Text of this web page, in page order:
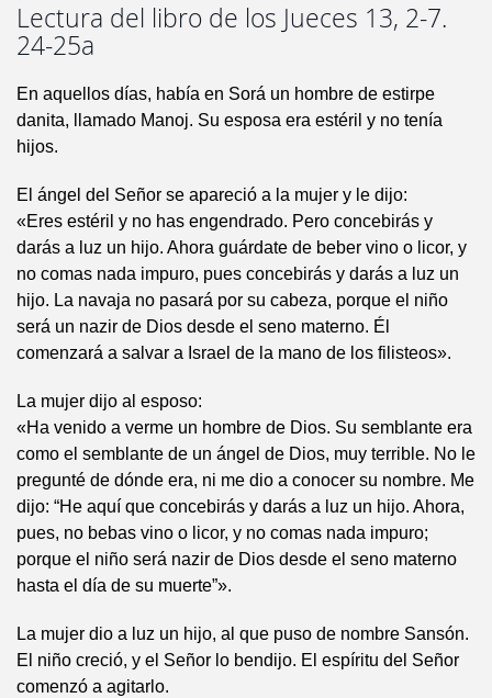
Lectura del libro de los Jueces 13, 2-7.
24-25a
En aquellos días, había en Sorá un hombre de estirpe
danita, llamado Manoj. Su esposa era estéril y no tenía
hijos.
El ángel del Señor se apareció a la mujer y le dijo:
«Eres estéril y no has engendrado. Pero concebirás y
darás a luz un hijo. Ahora guárdate de beber vino o licor, y
no comas nada impuro, pues concebirás y darás a luz un
hijo. La navaja no pasará por su cabeza, porque el niño
será un nazir de Dios desde el seno materno. Él
comenzará a salvar a Israel de la mano de los filisteos».
La mujer dijo al esposo:
«Ha venido a verme un hombre de Dios. Su semblante era
como el semblante de un ángel de Dios, muy terrible. No le
pregunté de dónde era, ni me dio a conocer su nombre. Me
dijo: “He aquí que concebirás y darás a luz un hijo. Ahora,
pues, no bebas vino o licor, y no comas nada impuro;
porque el niño será nazir de Dios desde el seno materno
hasta el día de su muerte”».
La mujer dio a luz un hijo, al que puso de nombre Sansón.
El niño creció, y el Señor lo bendijo. El espíritu del Señor
comenzó a agitarlo.